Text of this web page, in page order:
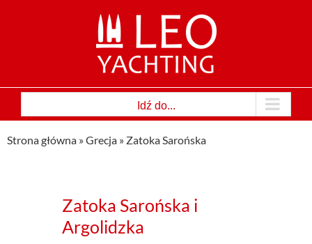
Idź do...
Strona główna »Grecja » Zatoka Sarońska
Zatoka Sarońska i
Argolidzka